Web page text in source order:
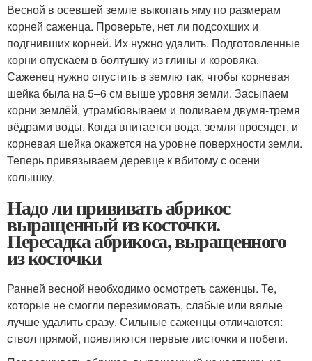
Весной в осевшей земле выкопать яму по размерам
корней саженца. Проверьте, нет ли подсохших и
подгнивших корней. Их нужно удалить. Подготовленные
корни опускаем в болтушку из глины и коровяка.
Саженец нужно опустить в землю так, чтобы корневая
шейка была на 5–6 см выше уровня земли. Засыпаем
корни землёй, утрамбовываем и поливаем двумя-тремя
вёдрами воды. Когда впитается вода, земля просядет, и
корневая шейка окажется на уровне поверхности земли.
Теперь привязываем деревце к вбитому с осени
колышку.
Надо ли прививать абрикос
выращенный из косточки.
Пересадка абрикоса, выращенного
из косточки
Ранней весной необходимо осмотреть саженцы. Те,
которые не смогли перезимовать, слабые или вялые
лучше удалить сразу. Сильные саженцы отличаются:
ствол прямой, появляются первые листочки и побеги.